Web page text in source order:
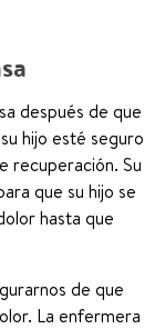
después de que
hijo esté seguro
recuperación. Su
que su hijo se
hasta que
de que
La enfermera